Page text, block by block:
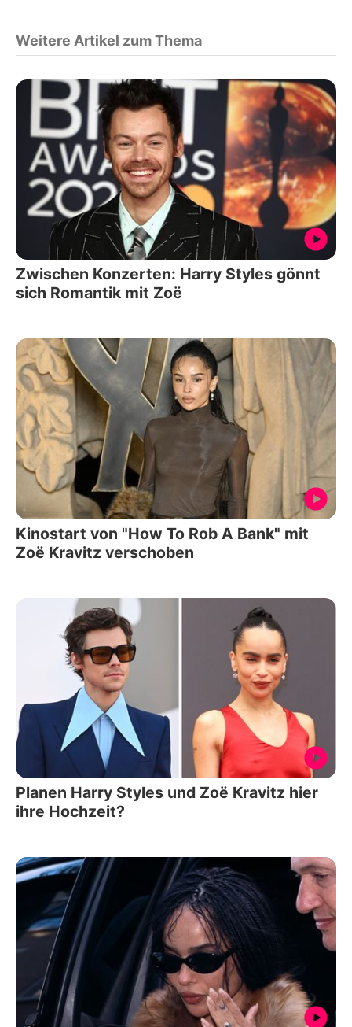
Weitere Artikel zum Thema
Zwischen Konzerten: Harry Styles gönnt
sich Romantik mit Zoë
Kinostart von "How To Rob A Bank" mit
Zoë Kravitz verschoben
Planen Harry Styles und Zoë Kravitz hier
ihre Hochzeit?